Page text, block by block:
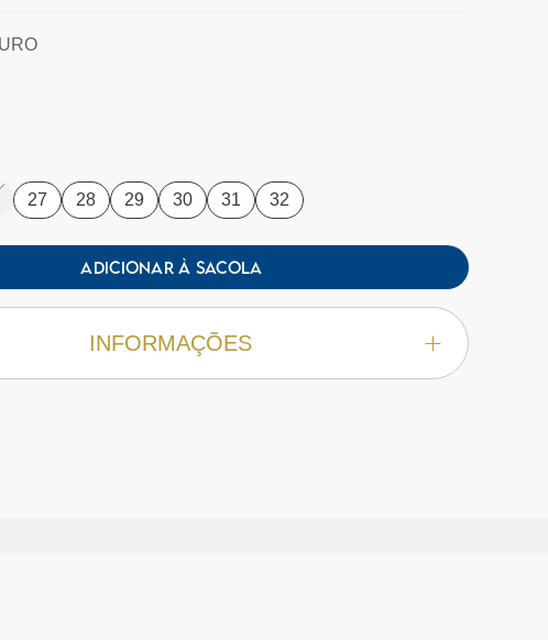
27 28 29 30 31 32
ADICIONAR À SACOLA
INFORMAÇÕES